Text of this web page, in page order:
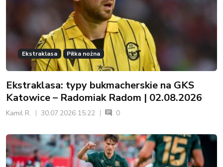
Ekstraklasa Piłka nożna
Ekstraklasa: typy bukmacherskie na GKS
Katowice – Radomiak Radom | 02.08.2026
Kamil R. 30.07.2026 15:22 0